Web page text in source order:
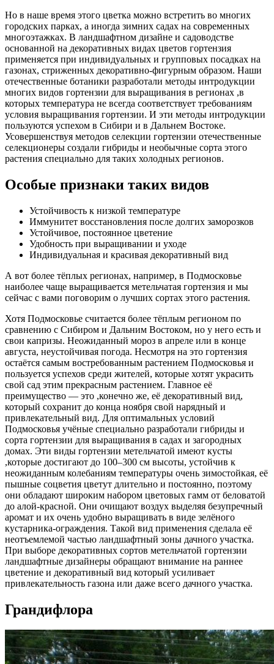
Но в наше время этого цветка можно встретить во многих
городских парках, а иногда зимних садах на современных
многоэтажках. В ландшафтном дизайне и садоводстве
основанной на декоративных видах цветов гортензия
применяется при индивидуальных и групповых посадках на
газонах, стриженных декоративно-фигурным образом. Наши
отечественные ботаники разработали методы интродукции
многих видов гортензии для выращивания в регионах ,в
которых температура не всегда соответствует требованиям
условия выращивания гортензии. И эти методы интродукции
пользуются успехом в Сибири и в Дальнем Востоке.
Усовершенствуя методов селекции гортензии отечественные
селекционеры создали гибриды и необычные сорта этого
растения специально для таких холодных регионов.
Особые признаки таких видов
Устойчивость к низкой температуре
Иммунитет восстановления после долгих заморозков
Устойчивое, постоянное цветение
Удобность при выращивании и уходе
Индивидуальная и красивая декоративный вид
А вот более тёплых регионах, например, в Подмосковье
наиболее чаще выращивается метельчатая гортензия и мы
сейчас с вами поговорим о лучших сортах этого растения.
Хотя Подмосковье считается более тёплым регионом по
сравнению с Сибиром и Дальним Востоком, но у него есть и
свои капризы. Неожиданный мороз в апреле или в конце
августа, неустойчивая погода. Несмотря на это гортензия
остаётся самым востребованным растением Подмосковья и
пользуется успехов среди жителей, которые хотят украсить
свой сад этим прекрасным растением. Главное её
преимущество — это ,конечно же, её декоративный вид,
который сохранит до конца ноября свой нарядный и
привлекательный вид. Для оптимальных условий
Подмосковья учёные специально разработали гибриды и
сорта гортензии для выращивания в садах и загородных
домах. Эти виды гортензии метельчатой имеют кусты
,которые достигают до 100–300 см высоты, устойчив к
неожиданным колебаниям температуры очень зимостойкая, её
пышные соцветия цветут длительно и постоянно, поэтому
они обладают широким набором цветовых гамм от беловатой
до алой-красной. Они очищают воздух выделяя безупречный
аромат и их очень удобно выращивать в виде зелёного
кустарника-ограждения. Такой вид применения сделала её
неотъемлемой частью ландшафтный зоны дачного участка.
При выборе декоративных сортов метельчатой гортензии
ландшафтные дизайнеры обращают внимание на раннее
цветение и декоративный вид который усиливает
привлекательность газона или даже всего дачного участка.
Грандифлора